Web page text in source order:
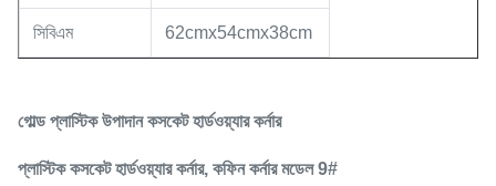
সিবিএম 62cmx54cmx38cm
গোল্ড প্লাস্টিক উপাদান কসকেট হার্ডওয়্যার কর্নার
প্লাস্টিক কসকেট হার্ডওয়্যার কর্নার, কফিন কর্নার মডেল 9#